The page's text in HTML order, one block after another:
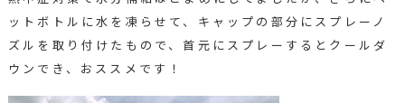
ットボトルに水を凍らせて、キャップの部分にスプレーノ
ズルを取り付けたもので、首元にスプレーするとクールダ
ウンでき、おススメです！